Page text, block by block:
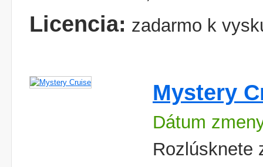
Licencia: zadarmo k
Mystery
Dátum
Rozlúsknete